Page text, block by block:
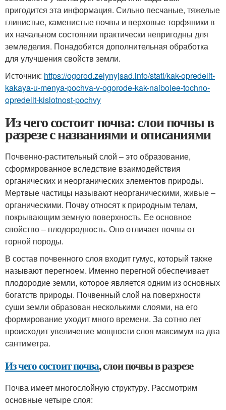
пригодится эта информация. Сильно песчаные, тяжелые
глинистые, каменистые почвы и верховые торфяники в
их начальном состоянии практически непригодны для
земледелия. Понадобится дополнительная обработка
для улучшения свойств земли.
Источник: https://ogorod.zelynyjsad.info/stati/kak-opredelit-
kakaya-u-menya-pochva-v-ogorode-kak-naibolee-tochno-
opredelit-kislotnost-pochvy
Из чего состоит почва: слои почвы в
разрезе с названиями и описаниями
Почвенно-растительный слой – это образование,
сформированное вследствие взаимодействия
органических и неорганических элементов природы.
Мертвые частицы называют неорганическими, живые –
органическими. Почву относят к природным телам,
покрывающим земную поверхность. Ее основное
свойство – плодородность. Оно отличает почвы от
горной породы.
В состав почвенного слоя входит гумус, который также
называют перегноем. Именно перегной обеспечивает
плодородие земли, которое является одним из основных
богатств природы. Почвенный слой на поверхности
суши земли образован несколькими слоями, на его
формирование уходит много времени. За сотню лет
происходит увеличение мощности слоя максимум на два
сантиметра.
Из чего состоит почва, слои почвы в разрезе
Почва имеет многослойную структуру. Рассмотрим
основные четыре слоя: